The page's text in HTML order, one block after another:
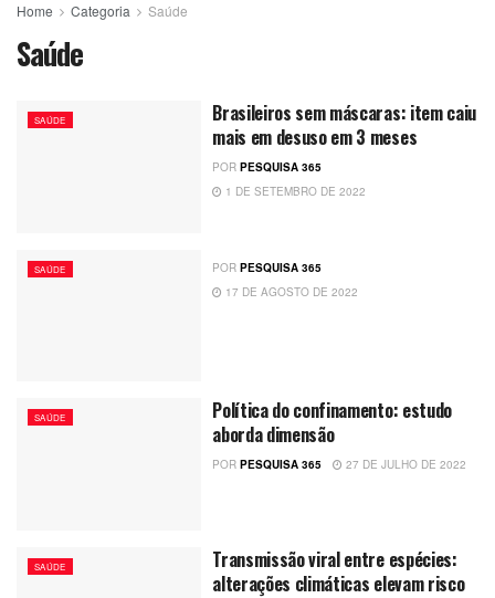
Home Categoria Saúde
Saúde
SAÚDE
Brasileiros sem máscaras: item caiu
mais em desuso em 3 meses
POR PESQUISA 365
1 DE SETEMBRO DE 2022
SAÚDE POR PESQUISA 365
17 DE AGOSTO DE 2022
SAÚDE
Política do confinamento: estudo
aborda dimensão
POR PESQUISA 365 27 DE JULHO DE 2022
SAÚDE
Transmissão viral entre espécies:
alterações climáticas elevam risco